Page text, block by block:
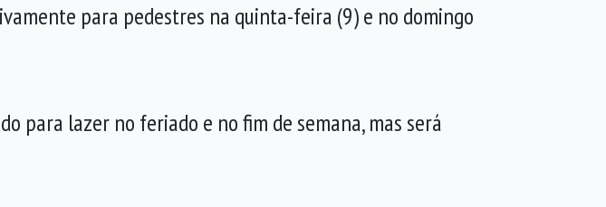
para pedestres na quinta-feira (9) e no domingo
para lazer no feriado e no fim de semana, mas será